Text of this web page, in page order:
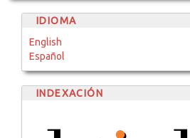
IDIOMA
English
Español
INDEXACIÓN